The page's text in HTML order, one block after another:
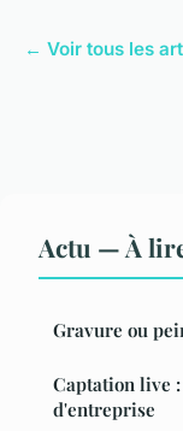
← Voir tous les
Actu — À
Gravure ou
Captation live
d'entreprise